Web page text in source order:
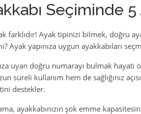
Seçiminde 5
farklıdır! Ayak tipinizi bilmek, doğru
Ayak yapınıza uygun ayakkabıları
uyan doğru numarayı bulmak hayati
süreli kullanım hem de sağlığınız
destekler.
ayakkabınızın şok emme